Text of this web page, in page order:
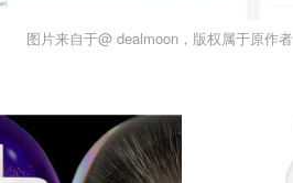
图片来自于@ dealmoon，版权属于原作者